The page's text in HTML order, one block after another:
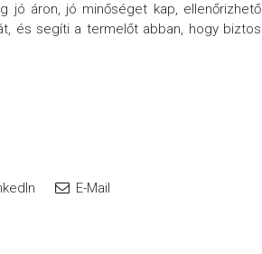
jó áron, jó minőséget kap, ellenőrizhető
és segíti a termelőt abban, hogy biztos
E-Mail